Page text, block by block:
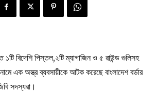
১টি বিদেশি পিস্তল,২টি ম্যাগাজিন ও ৫ রাউন্ড গুলিসহ
এক অস্ত্র ব্যবসায়ীকে আটক করেছে বাংলাদেশ বর্ডার
সদস্যরা।